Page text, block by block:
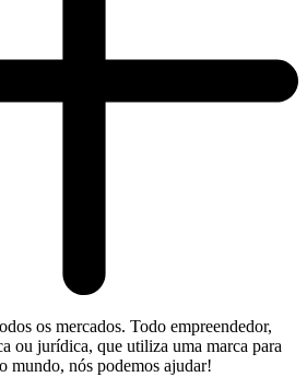
os mercados. Todo empreendedor,
ou jurídica, que utiliza uma marca para
mundo, nós podemos ajudar!